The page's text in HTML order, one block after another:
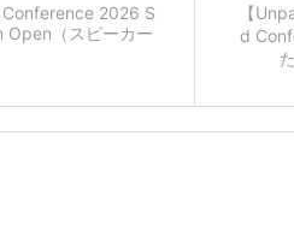
【
d
Conference 2026 S
（スピーカー